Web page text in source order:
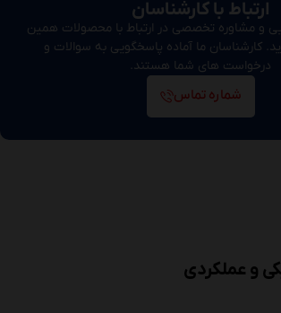
ارتباط با کارشناسان
و مشاوره تخصصی در ارتباط با محصولات همین
کارشناسان ما آماده پاسخگویی به سوالات و
درخواست های شما هستند.
شماره تماس
و عملکردی